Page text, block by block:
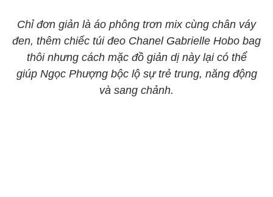
Chỉ đơn giản là áo phông trơn mix cùng chân váy
đen, thêm chiếc túi đeo Chanel Gabrielle Hobo bag
thôi nhưng cách mặc đồ giản dị này lại có thể
giúp Ngọc Phượng bộc lộ sự trẻ trung, năng động
và sang chảnh.